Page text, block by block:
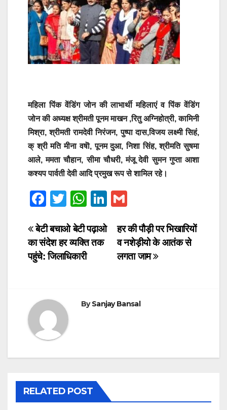
महिला पिंक वेंडिंग जोन की लाभार्थी महिलाएं व पिंक वेंडिंग
जोन की अध्यक्ष श्रीमती पूनम माखन ,रितु अग्निहोत्री, कामिनी
मिश्रा, श्रीमती रामदेवी निरंजन, पुष्पा दास,विजय लक्ष्मी सिहं,
क् श्री मति मीना वषाॆ, पूनम दुआ, निशा सिंह, श्रीमति सुषमा
आले, ममता चौहान, सीमा चौधरी, मंजू देवी सुमन गुप्ता आशा
कश्यप पार्वती देवी आदि प्रमुख रूप से शामिल रहे।
F
c
e
b
o
k
T
tt
er
W
at
s
Li
k
dI
ail
Post
navigation
हर की पौड़ी पर भिखारियों
व नशेड़ीयो के आतंक से
लगता जाम
बेटी बचाओ बेटी पढ़ाओ
का संदेश हर व्यक्ति तक
पहुंचे: जिलाधिकारी
BySanjay Bansal
RELATED POST